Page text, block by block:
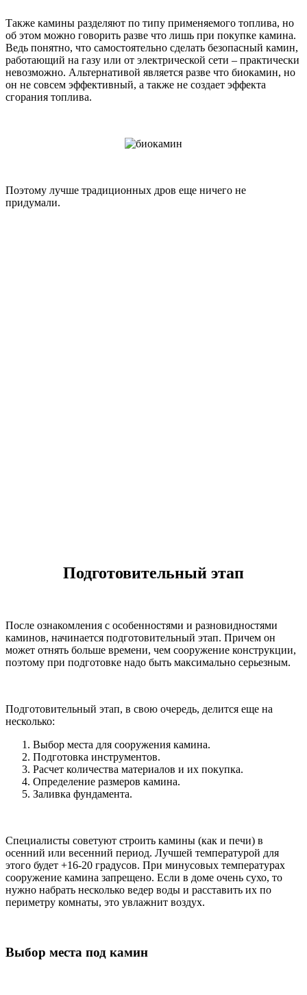
Также камины разделяют по типу применяемого топлива, но
об этом можно говорить разве что лишь при покупке камина.
Ведь понятно, что самостоятельно сделать безопасный камин,
работающий на газу или от электрической сети – практически
невозможно. Альтернативой является разве что биокамин, но
он не совсем эффективный, а также не создает эффекта
сгорания топлива.
Поэтому лучше традиционных дров еще ничего не
придумали.
Подготовительный этап
После ознакомления с особенностями и разновидностями
каминов, начинается подготовительный этап. Причем он
может отнять больше времени, чем сооружение конструкции,
поэтому при подготовке надо быть максимально серьезным.
Подготовительный этап, в свою очередь, делится еще на
несколько:
Выбор места для сооружения камина.
Подготовка инструментов.
Расчет количества материалов и их покупка.
Определение размеров камина.
Заливка фундамента.
Специалисты советуют строить камины (как и печи) в
осенний или весенний период. Лучшей температурой для
этого будет +16-20 градусов. При минусовых температурах
сооружение камина запрещено. Если в доме очень сухо, то
нужно набрать несколько ведер воды и расставить их по
периметру комнаты, это увлажнит воздух.
Выбор места под камин